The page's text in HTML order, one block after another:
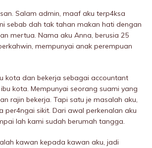
Salam admin, maaf aku terp4ksa
sebab dah tak tahan makan hati dengan
mertua. Nama aku Anna, berusia 25
mempunyai anak perempuan
kota dan bekerja sebagai accountant
kota. Mempunyai seorang suami yang
rajin bekerja. Tapi satu je masalah aku,
per4ngai sikit. Dari awal perkenalan aku
lah kami sudah berumah tangga.
kawan kepada kawan aku, jadi